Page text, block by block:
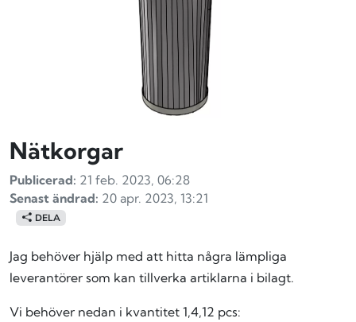
Nätkorgar
Publicerad: 21 feb. 2023, 06:28
Senast ändrad: 20 apr. 2023, 13:21
DELA
Jag behöver hjälp med att hitta några lämpliga
leverantörer som kan tillverka artiklarna i bilagt.
Vi behöver nedan i kvantitet 1,4,12 pcs: